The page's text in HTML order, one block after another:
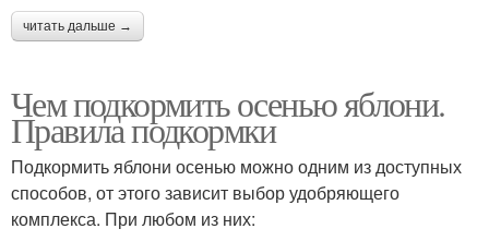
читать дальше →
Чем подкормить осенью яблони.
Правила подкормки
Подкормить яблони осенью можно одним из доступных
способов, от этого зависит выбор удобряющего
комплекса. При любом из них: